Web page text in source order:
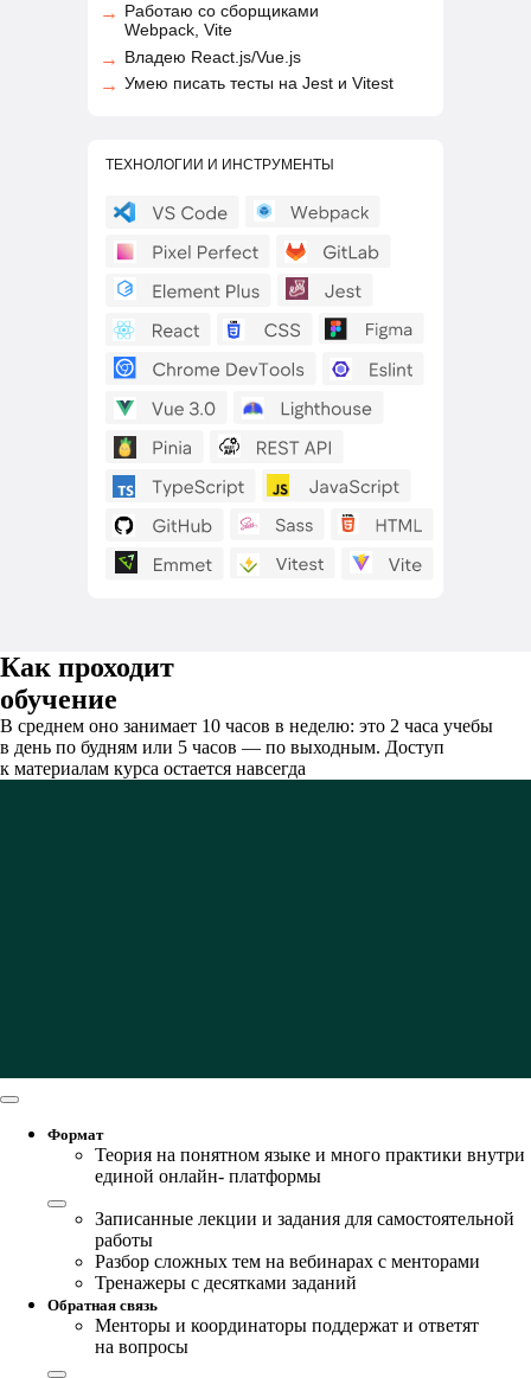
Работаю со сборщиками
Webpack, Vite
Владею React.js/Vue.js
Умею писать тесты на Jest и Vitest
→
→
→
ТЕХНОЛОГИИ И ИНСТРУМЕНТЫ
Как проходит
обучение
В среднем оно занимает 10 часов в неделю: это 2 часа учебы
в день по будням или 5 часов — по выходным. Доступ
к материалам курса остается навсегда
Формат
Теория на понятном языке и много практики внутри
единой онлайн- платформы
Записанные лекции и задания для самостоятельной
работы
Разбор сложных тем на вебинарах с менторами
Тренажеры с десятками заданий
Обратная связь
Менторы и координаторы поддержат и ответят
на вопросы